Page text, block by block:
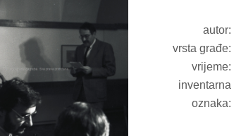
autor:
vrsta građe:
vrijeme:
inventarna
oznaka: